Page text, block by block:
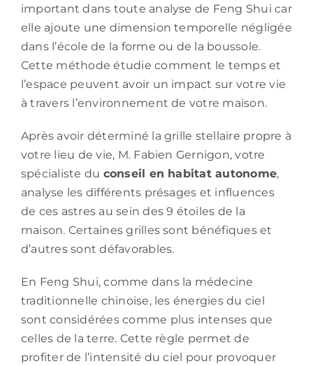
important dans toute analyse de Feng Shui car
elle ajoute une dimension temporelle négligée
dans l’école de la forme ou de la boussole.
Cette méthode étudie comment le temps et
l’espace peuvent avoir un impact sur votre vie
à travers l’environnement de votre maison.
Après avoir déterminé la grille stellaire propre à
votre lieu de vie, M. Fabien Gernigon, votre
spécialiste du conseil en habitat autonome,
analyse les différents présages et influences
de ces astres au sein des 9 étoiles de la
maison. Certaines grilles sont bénéfiques et
d’autres sont défavorables.
En Feng Shui, comme dans la médecine
traditionnelle chinoise, les énergies du ciel
sont considérées comme plus intenses que
celles de la terre. Cette règle permet de
profiter de l’intensité du ciel pour provoquer